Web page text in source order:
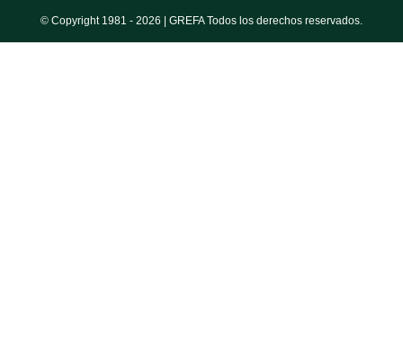
© Copyright 1981 - 2026 | GREFA Todos los derechos reservados.